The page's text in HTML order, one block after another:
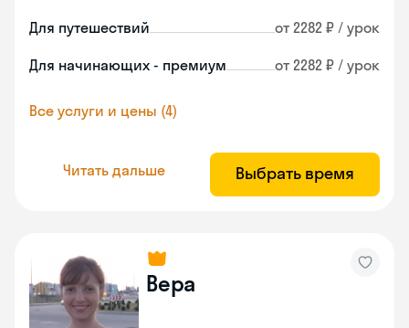
Для путешествий от 2282 ₽ / урок
Для начинающих - премиум от 2282 ₽ / урок
Все услуги и цены (4)
Читать дальше Выбрать время
Вера